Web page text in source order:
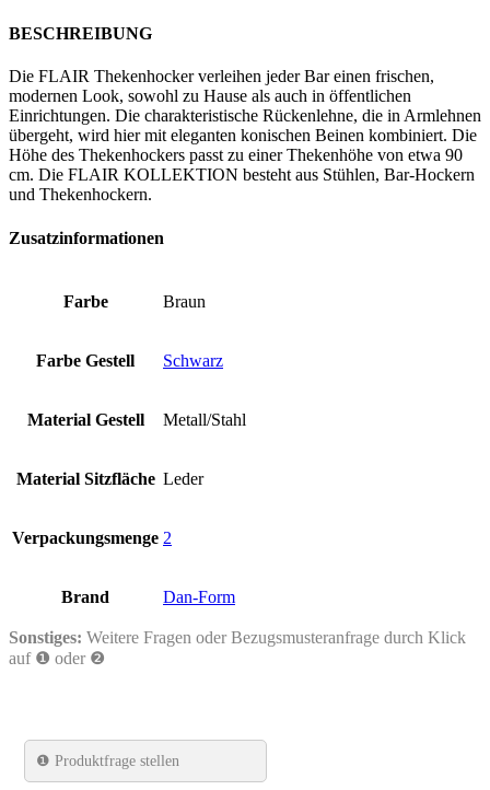
BESCHREIBUNG
Die FLAIR Thekenhocker verleihen jeder Bar einen frischen,
modernen Look, sowohl zu Hause als auch in öffentlichen
Einrichtungen. Die charakteristische Rückenlehne, die in Armlehnen
übergeht, wird hier mit eleganten konischen Beinen kombiniert. Die
Höhe des Thekenhockers passt zu einer Thekenhöhe von etwa 90
cm. Die FLAIR KOLLEKTION besteht aus Stühlen, Bar-Hockern
und Thekenhockern.
Zusatzinformationen
Farbe Braun
Farbe Gestell Schwarz
Material Gestell Metall/Stahl
Material Sitzfläche Leder
Verpackungsmenge 2
Brand Dan-Form
Sonstiges: Weitere Fragen oder Bezugsmusteranfrage durch Klick
auf ❶ oder ❷
❶ Produktfrage stellen